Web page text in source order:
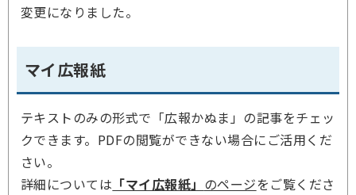
変更になりました。
マイ広報紙
テキストのみの形式で「広報かぬま」の記事をチェッ
クできます。PDFの閲覧ができない場合にご活用くだ
さい。
詳細については 「マイ広報紙」 のページをご覧くださ